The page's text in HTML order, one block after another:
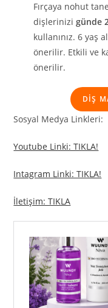
Fırçaya nohut
dişlerinizi günde
kullanınız. 6 yaş
önerilir. Etkili ve
önerilir.
DİŞ
Sosyal Medya Linkleri:
Youtube Linki: TIKLA!
Intagram Linki: TIKLA!
İletişim: TIKLA